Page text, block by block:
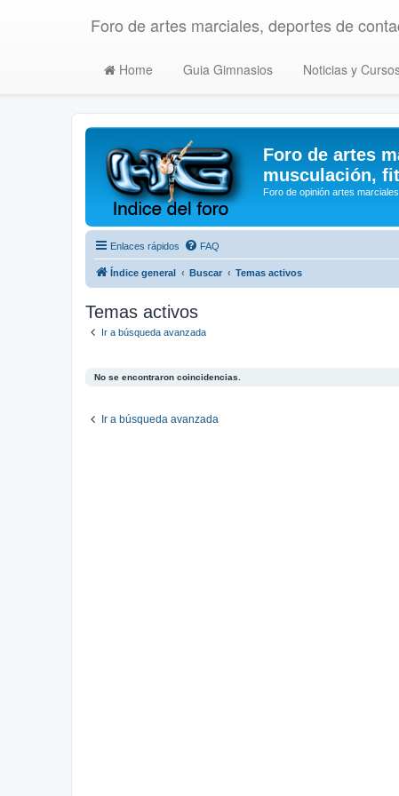
Foro de artes marciales, deportes de
Home Guia Gimnasios Noticias y
Foro de artes
musculación,
Foro de opinión artes
Enlaces rápidos FAQ
Índice general Buscar Temas activos
Temas activos
Ir a búsqueda avanzada
No se encontraron coincidencias.
Ir a búsqueda avanzada